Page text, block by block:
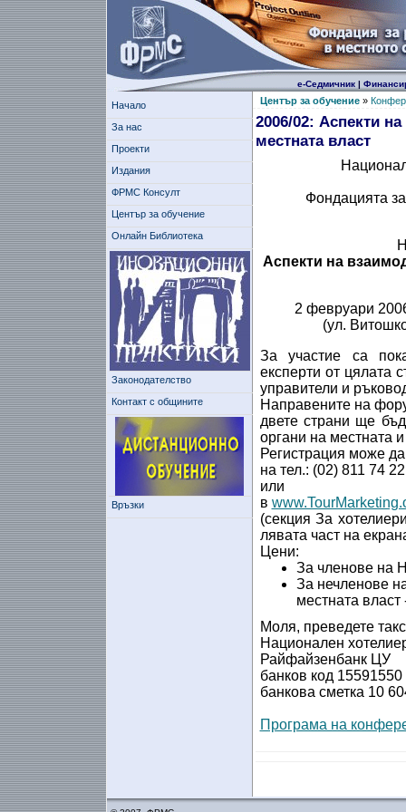
е-Седмичник|
Начало
За нас
Проекти
Издания
ФРМС Консулт
Център за обучение
Онлайн Библиотека
Законодателство
Контакт с общините
Връзки
Център за обучение»
2006/02: Аспекти
местната власт
Фондацията
Аспекти на
2 февруари
(ул.
За участие са
експерти от цялата
управители и
Направените на
двете страни ще
органи на местната
Регистрация може
на тел.: (02) 811 74 22
или
в
(секция За
лявата част на
Цени:
За членове на
За нечленове
местната власт
Моля, преведете
Национален
Райфайзенбанк ЦУ
банков код 15591550
банкова сметка 10
Програма на